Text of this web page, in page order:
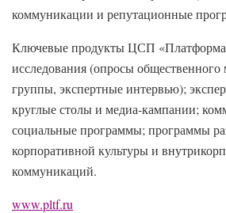
коммуникации и репутационные
Ключевые продукты ЦСП
исследования (опросы
группы, экспертные интервью);
круглые столы и медиа-кампании;
социальные программы; программы
корпоративной культуры и
коммуникаций.
www.pltf.ru